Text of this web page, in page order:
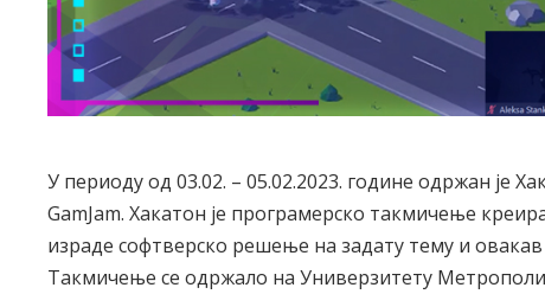
У периоду од 03.02. – 05.02.2023. године одржан је
GamJam. Хакатон је програмерско такмичење
израде софтверско решење на задату тему и
Такмичење се одржало на Универзитету